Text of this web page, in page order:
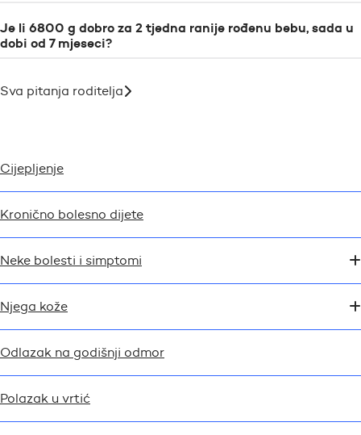
Je li 6800 g dobro za 2 tjedna ranije rođenu bebu, sada u
dobi od 7 mjeseci?
Sva pitanja roditelja
Cijepljenje
Kronično bolesno dijete
Neke bolesti i simptomi
Njega kože
Odlazak na godišnji odmor
Polazak u vrtić